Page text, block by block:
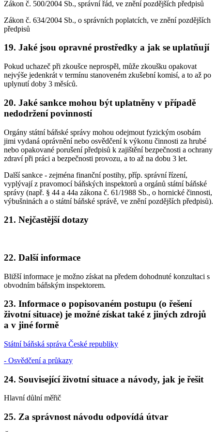
Zákon č. 500/2004 Sb., správní řád, ve znění pozdějších předpisů
Zákon č. 634/2004 Sb., o správních poplatcích, ve znění pozdějších
předpisů
19. Jaké jsou opravné prostředky a jak se uplatňují
Pokud uchazeč při zkoušce neprospěl, může zkoušku opakovat
nejvýše jedenkrát v termínu stanoveném zkušební komisí, a to až po
uplynutí doby 3 měsíců.
20. Jaké sankce mohou být uplatněny v případě
nedodržení povinností
Orgány státní báňské správy mohou odejmout fyzickým osobám
jimi vydaná oprávnění nebo osvědčení k výkonu činnosti za hrubé
nebo opakované porušení předpisů k zajištění bezpečnosti a ochrany
zdraví při práci a bezpečnosti provozu, a to až na dobu 3 let.
Další sankce - zejména finanční postihy, příp. správní řízení,
vyplývají z pravomocí báňských inspektorů a orgánů státní báňské
správy (např. § 44 a 44a zákona č. 61/1988 Sb., o hornické činnosti,
výbušninách a o státní báňské správě, ve znění pozdějších předpisů).
21. Nejčastější dotazy
22. Další informace
Bližší informace je možno získat na předem dohodnuté konzultaci s
obvodním báňským inspektorem.
23. Informace o popisovaném postupu (o řešení
životní situace) je možné získat také z jiných zdrojů
a v jiné formě
Státní báňská správa České republiky
- Osvědčení a průkazy
24. Související životní situace a návody, jak je řešit
Hlavní důlní měřič
25. Za správnost návodu odpovídá útvar